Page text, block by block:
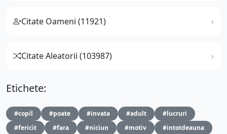
Citate Oameni (11921)
Citate Aleatorii (103987)
Etichete:
#copil #poate #invata #adult
#lucruri
#fericit
#fara #niciun #motiv
#intotdeauna